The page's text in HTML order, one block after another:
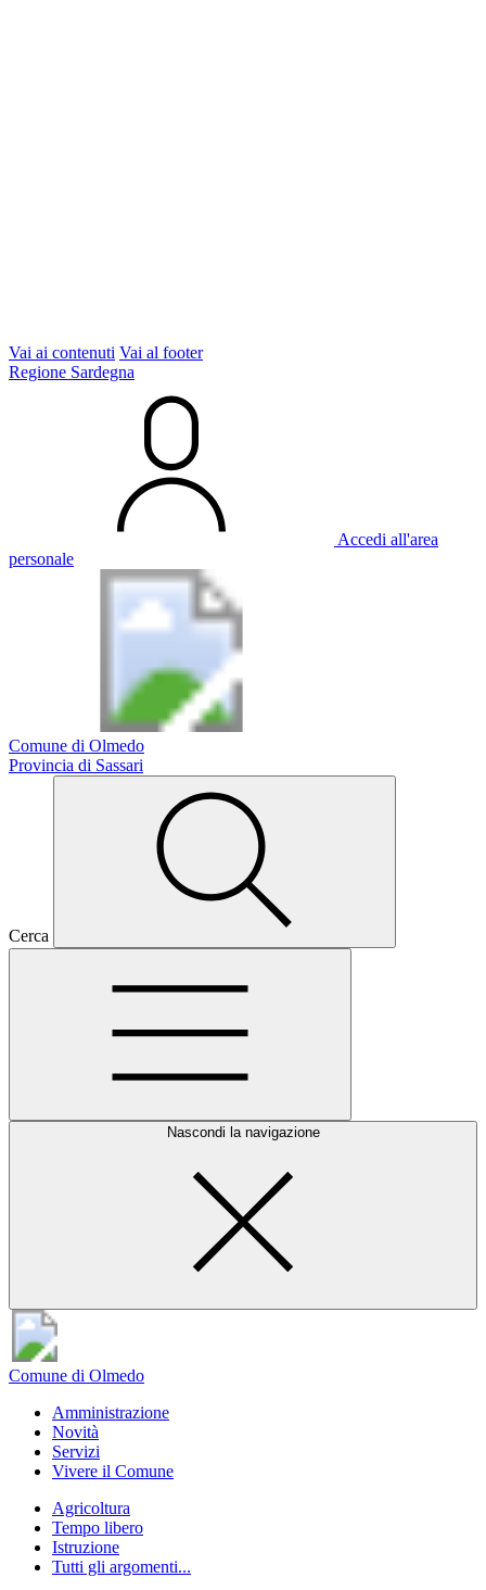
Vai ai contenuti Vai al footer
Regione Sardegna
Accedi all'area
personale
Comune di Olmedo
Provincia di Sassari
Cerca
Nascondi la navigazione
Comune di Olmedo
Amministrazione
Novità
Servizi
Vivere il Comune
Agricoltura
Tempo libero
Istruzione
Tutti gli argomenti...